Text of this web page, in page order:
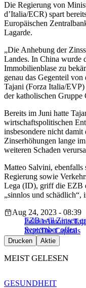
Die Regierung von
d’Italia/ECR) spart
Europäischen
Lagarde.
„Die Anhebung der
Landes. In China wurde
Immobilienblase zu
genau das Gegenteil
Tajani (Forza Italia/
der katholischen
Bereits im Juni hatte
wirtschaftspolitischen
insbesondere nicht
Zinserhöhungen lange
weiteren Schaden
Matteo Salvini, ebenfalls
Regierung sowie
Lega (ID), griff die EZB
„sinnlos und schädlich“,
EZB will Zinsen
September offen
Aug 24, 2023 - 08:39
PolitikAntonio
RomThe Capitals
Drucken Aktie
MEIST GELESEN
GESUNDHEIT